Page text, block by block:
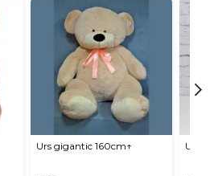
Urs gigantic 160cm↑ Urs